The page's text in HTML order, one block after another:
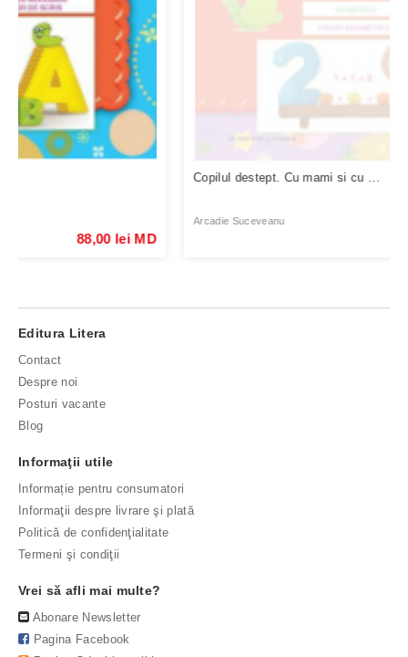
Copilul destept. Cu mami si cu ...
Editura Litera
Contact
Despre noi
Posturi vacante
Blog
Informaţii utile
Informație pentru consumatori
Informaţii despre livrare şi plată
Politică de confidenţialitate
Termeni şi condiţii
Vrei să afli mai multe?
Abonare Newsletter
Pagina Facebook